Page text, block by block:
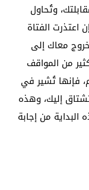
وتُحاول
اعتذرت الفتاة
معاك إلى
من المواقف
فإنها تُشير في
إليك، وهذه
من إجابة